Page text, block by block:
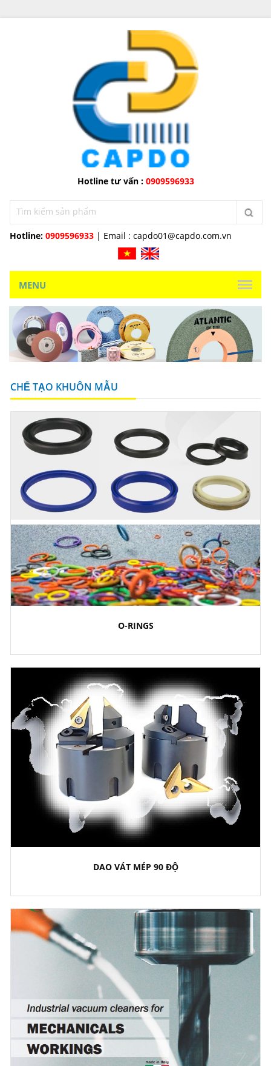
Hotline tư vấn : 0909596933
Hotline: 0909596933 | Email : capdo01@capdo.com.vn
MENU
CHẾ TẠO KHUÔN MẪU
O-RINGS
DAO VÁT MÉP 90 ĐỘ